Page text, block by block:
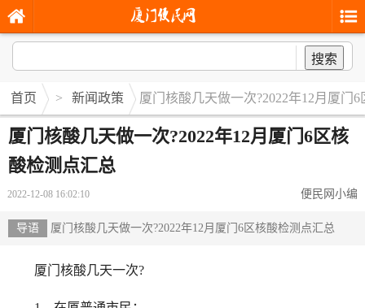
搜索
首页 > 新闻政策 厦门核酸几天做一次?2022年12月厦门
厦门核酸几天做一次?2022年12月厦门6区核
酸检测点汇总
2022-12-08 16:02:10 便民网小编
导语 厦门核酸几天做一次?2022年12月厦门6区核酸检测点汇总
厦门核酸几天一次?